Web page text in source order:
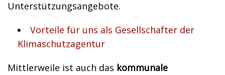
Unterstützungsangebote.
Vorteile für uns als Gesellschafter der
Klimaschutzagentur
Mittlerweile ist auch das kommunale